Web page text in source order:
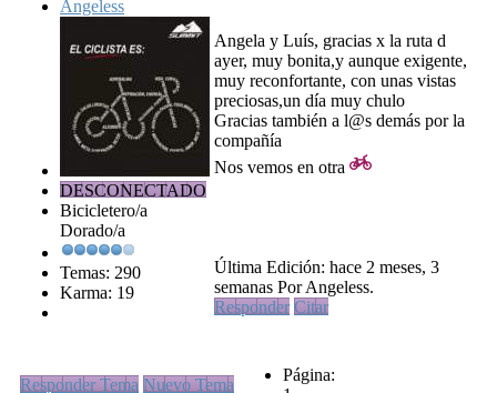
Angeless
DESCONECTADO
Bicicletero/a
Dorado/a
Temas: 290
Karma: 19
Angela y Luís, gracias x la ruta d
ayer, muy bonita,y aunque exigente,
muy reconfortante, con unas vistas
preciosas,un día muy chulo
Gracias también a l@s demás por la
compañía
Nos vemos en otra
Última Edición: hace 2 meses, 3
semanas Por Angeless.
Responder Citar
Responder Tema Nuevo Tema
Página: